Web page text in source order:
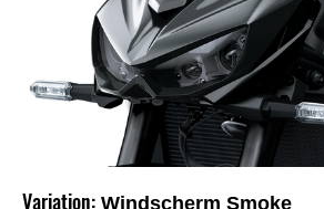
Variation: Windscherm Smoke